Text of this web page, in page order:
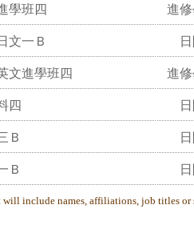
學班四 進
文一Ｂ
文進學班四 進
四
Ｂ
Ｂ
will include names, affiliations, job titles or